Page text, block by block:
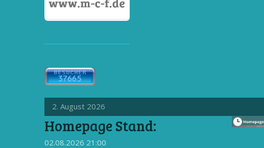
2. August 2026
Homepage Stand:
02.08.2026 21:00